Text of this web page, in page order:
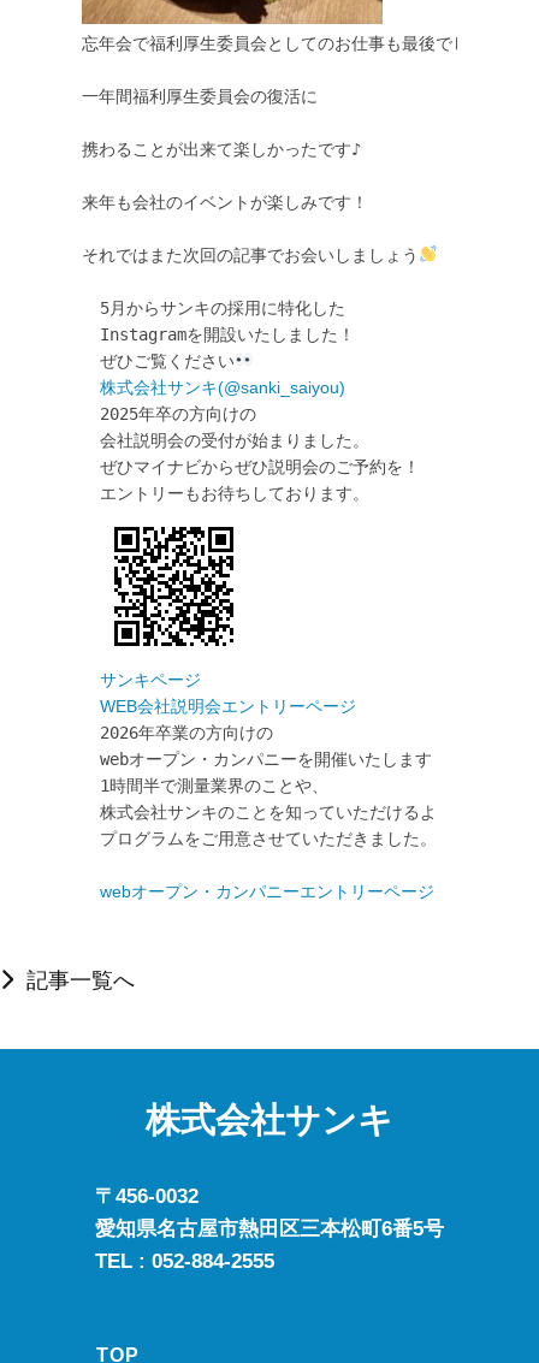
忘年会で福利厚生委員会としてのお仕事も最後でした。
一年間福利厚生委員会の復活に
携わることが出来て楽しかったです♪
来年も会社のイベントが楽しみです！
それではまた次回の記事でお会いしましょう
5月からサンキの採用に特化した
Instagramを開設いたしました！
ぜひご覧ください
株式会社サンキ(@sanki_saiyou)
2025年卒の方向けの
会社説明会の受付が始まりました。
ぜひマイナビからぜひ説明会のご予約を！
サンキページ
WEB会社説明会エントリーページ
2026年卒業の方向けの
webオープン・カンパニーを開催いたします！
1時間半で測量業界のことや、
株式会社サンキのことを知っていただけるような
プログラムをご用意させていただきました。
webオープン・カンパニーエントリーページ
記事一覧へ
株式会社サンキ
〒456-0032
愛知県名古屋市熱田区三本松町6番5号
TEL : 052-884-2555
TOP